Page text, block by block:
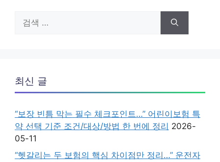
색:
최신 글
“보장 빈틈 막는 필수 체크포인트…” 어린이보험 특
약 선택 기준 조건/대상/방법 한 번에 정리 2026-
05-11
“헷갈리는 두 보험의 핵심 차이점만 정리…” 운전자